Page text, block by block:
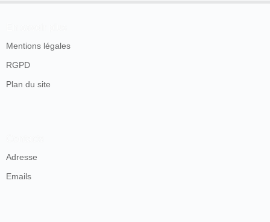
Mentions légales
RGPD
Plan du site
Adresse
Emails